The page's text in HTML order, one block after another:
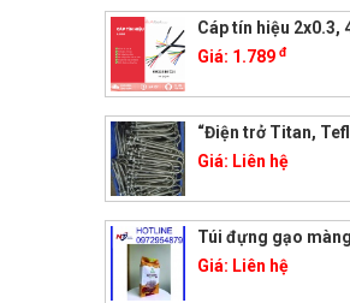
Cáp tín hiệu 2x0.3,
Giá: 1.789 đ
“Điện trở Titan,
Giá: Liên hệ
Túi đựng gạo
Giá: Liên hệ